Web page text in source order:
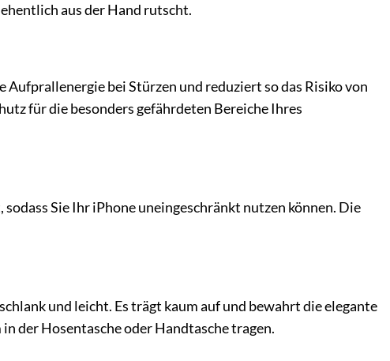
aus der Hand rutscht.
bei Stürzen und reduziert so das Risiko von
für die besonders gefährdeten Bereiche Ihres
Sie Ihr iPhone uneingeschränkt nutzen können. Die
und leicht. Es trägt kaum auf und bewahrt die elegante
der Hosentasche oder Handtasche tragen.